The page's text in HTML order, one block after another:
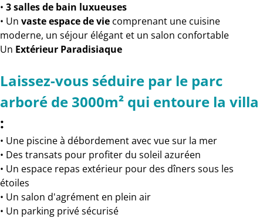
• 3 salles de bain luxueuses
• Un vaste espace de vie comprenant une cuisine
moderne, un séjour élégant et un salon confortable
Un Extérieur Paradisiaque
Laissez-vous séduire par le parc
arboré de 3000m² qui entoure la villa
:
• Une piscine à débordement avec vue sur la mer
• Des transats pour profiter du soleil azuréen
• Un espace repas extérieur pour des dîners sous les
étoiles
• Un salon d'agrément en plein air
• Un parking privé sécurisé